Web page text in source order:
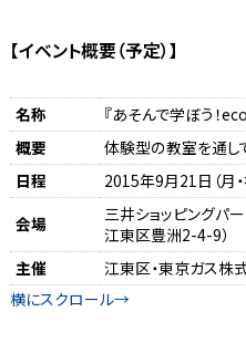
【イベント概要（予定）】
名称
『あそんで学ぼう！
概要
体験型の教室を通し
日程
2015年9月21日（月
会場
三井ショッピングパ
江東区豊洲2-4-9）
主催
江東区・東京ガス株